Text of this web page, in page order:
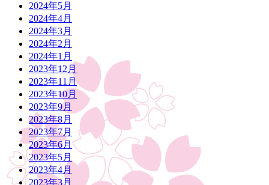
2024年5月
2024年4月
2024年3月
2024年2月
2024年1月
2023年12月
2023年11月
2023年10月
2023年9月
2023年8月
2023年7月
2023年6月
2023年5月
2023年4月
2023年3月